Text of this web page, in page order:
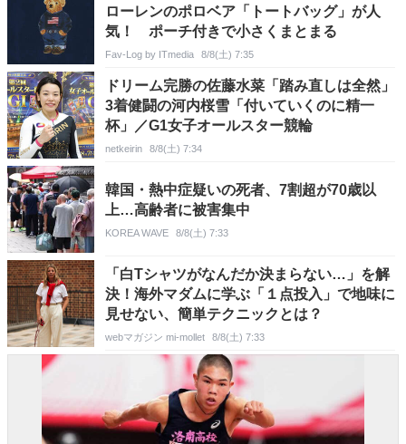
ローレンのポロベア「トートバッグ」が人
気！ ポーチ付きで小さくまとまる
Fav-Log by ITmedia 8/8(土) 7:35
ドリーム完勝の佐藤水菜「踏み直しは全然」
3着健闘の河内桜雪「付いていくのに精一
杯」／G1女子オールスター競輪
netkeirin 8/8(土) 7:34
韓国・熱中症疑いの死者、7割超が70歳以
上…高齢者に被害集中
KOREA WAVE 8/8(土) 7:33
「白Tシャツがなんだか決まらない…」を解
決！海外マダムに学ぶ「１点投入」で地味に
見せない、簡単テクニックとは？
webマガジン mi-mollet 8/8(土) 7:33